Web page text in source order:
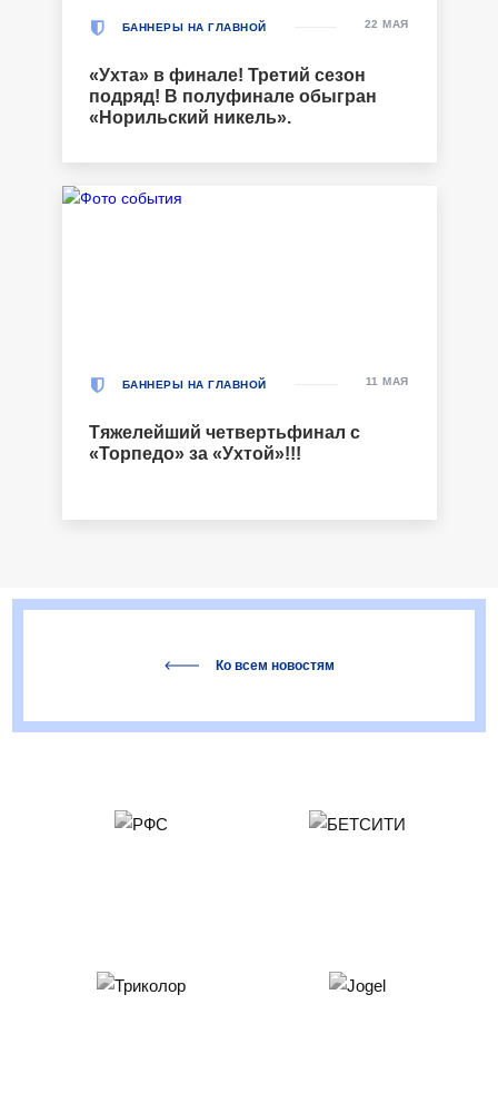
БАННЕРЫ НА ГЛАВНОЙ
«Ухта» в финале! Третий сезон
подряд! В полуфинале обыгран
«Норильский никель».
22 МАЯ
БАННЕРЫ НА ГЛАВНОЙ
Тяжелейший четвертьфинал с
«Торпедо» за «Ухтой»!!!
11 МАЯ
Ко всем новостям